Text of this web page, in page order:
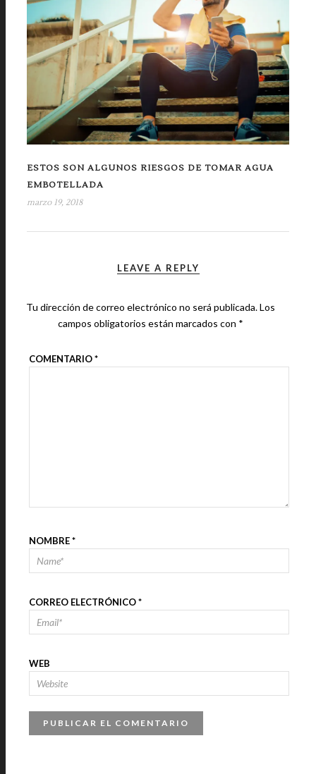
ESTOS SON ALGUNOS RIESGOS DE TOMAR AGUA
EMBOTELLADA
marzo 19, 2018
LEAVE A REPLY
Tu dirección de correo electrónico no será publicada.Los
campos obligatorios están marcados con *
COMENTARIO*
NOMBRE*
CORREO ELECTRÓNICO*
WEB